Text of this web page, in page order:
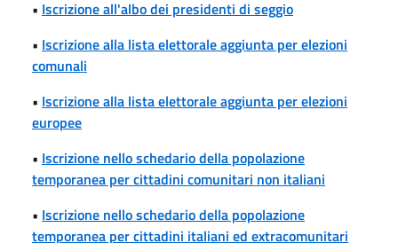
• Iscrizione all'albo dei presidenti di seggio
• Iscrizione alla lista elettorale aggiunta per elezioni
comunali
• Iscrizione alla lista elettorale aggiunta per elezioni
europee
• Iscrizione nello schedario della popolazione
temporanea per cittadini comunitari non italiani
• Iscrizione nello schedario della popolazione
temporanea per cittadini italiani ed extracomunitari